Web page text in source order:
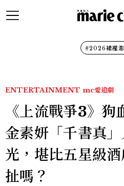
#2026裙襬
ENTERTAINMENT mc愛追劇
《上流戰爭3》狗
金素妍「千書真
光，堪比五星級
扯嗎？